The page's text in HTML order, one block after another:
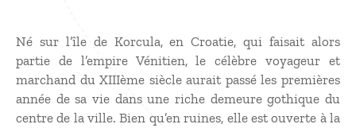
Né sur l’île de Korcula, en Croatie, qui faisait alors
partie de l’empire Vénitien, le célèbre voyageur et
marchand du XIIIème siècle aurait passé les premières
année de sa vie dans une riche demeure gothique du
centre de la ville. Bien qu’en ruines, elle est ouverte à la